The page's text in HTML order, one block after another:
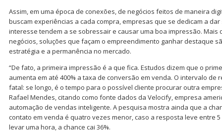
Assim, em uma época de conexões, de negócios feitos de maneira
buscam experiências a cada compra, empresas que se dedicam a
interesse tendem a se sobressair e causar uma boa impressão. Mais
negócios, soluções que façam o empreendimento ganhar destaque
estratégia e a permanência no mercado.
“De fato, a primeira impressão é a que fica. Estudos dizem que o
aumenta em até 400% a taxa de conversão em venda. O intervalo de
fatal: se longo, é o tempo para o possível cliente procurar outra
Rafael Mendes, citando como fonte dados da Velocify, empresa
automação de vendas inteligente. A pesquisa mostra ainda que a
contato em venda é quatro vezes menor, caso a resposta leve entre
levar uma hora, a chance cai 36%.